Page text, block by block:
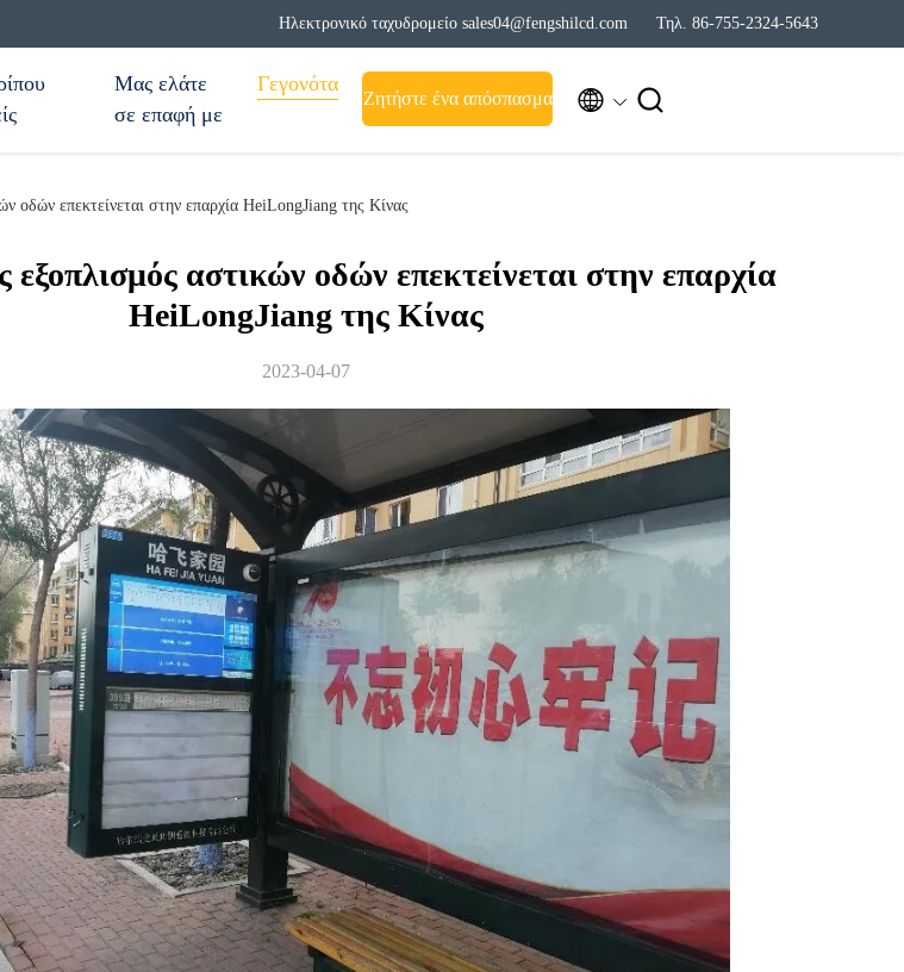
Ηλεκτρονικό ταχυδρομείο sales04@fengshilcd.com Τηλ. 86-755-2324-5643
Μας ελάτε
σε επαφή με
Γεγονότα
Ζητήστε ένα απόσπασμα  
οδών επεκτείνεται στην επαρχία HeiLongJiang της Κίνας
αστικών οδών επεκτείνεται στην επαρχία
HeiLongJiang της Κίνας
2023-04-07